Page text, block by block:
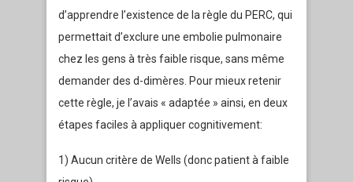
d’apprendre l’existence de la règle du PERC, qui
permettait d’exclure une embolie pulmonaire
chez les gens à très faible risque, sans même
demander des d-dimères. Pour mieux retenir
cette règle, je l’avais « adaptée » ainsi, en deux
étapes faciles à appliquer cognitivement:
1) Aucun critère de Wells (donc patient à faible